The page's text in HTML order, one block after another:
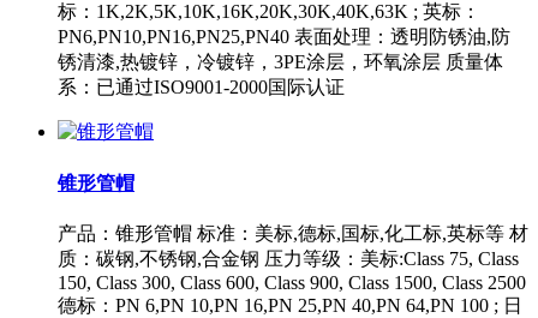
标：1K,2K,5K,10K,16K,20K,30K,40K,63K ; 英标：
PN6,PN10,PN16,PN25,PN40 表面处理：透明防锈油,防
锈清漆,热镀锌，冷镀锌，3PE涂层，环氧涂层 质量体
系：已通过ISO9001-2000国际认证
锥形管帽
产品：锥形管帽 标准：美标,德标,国标,化工标,英标等 材
质：碳钢,不锈钢,合金钢 压力等级：美标:Class 75, Class
150, Class 300, Class 600, Class 900, Class 1500, Class 2500
德标：PN 6,PN 10,PN 16,PN 25,PN 40,PN 64,PN 100 ; 日